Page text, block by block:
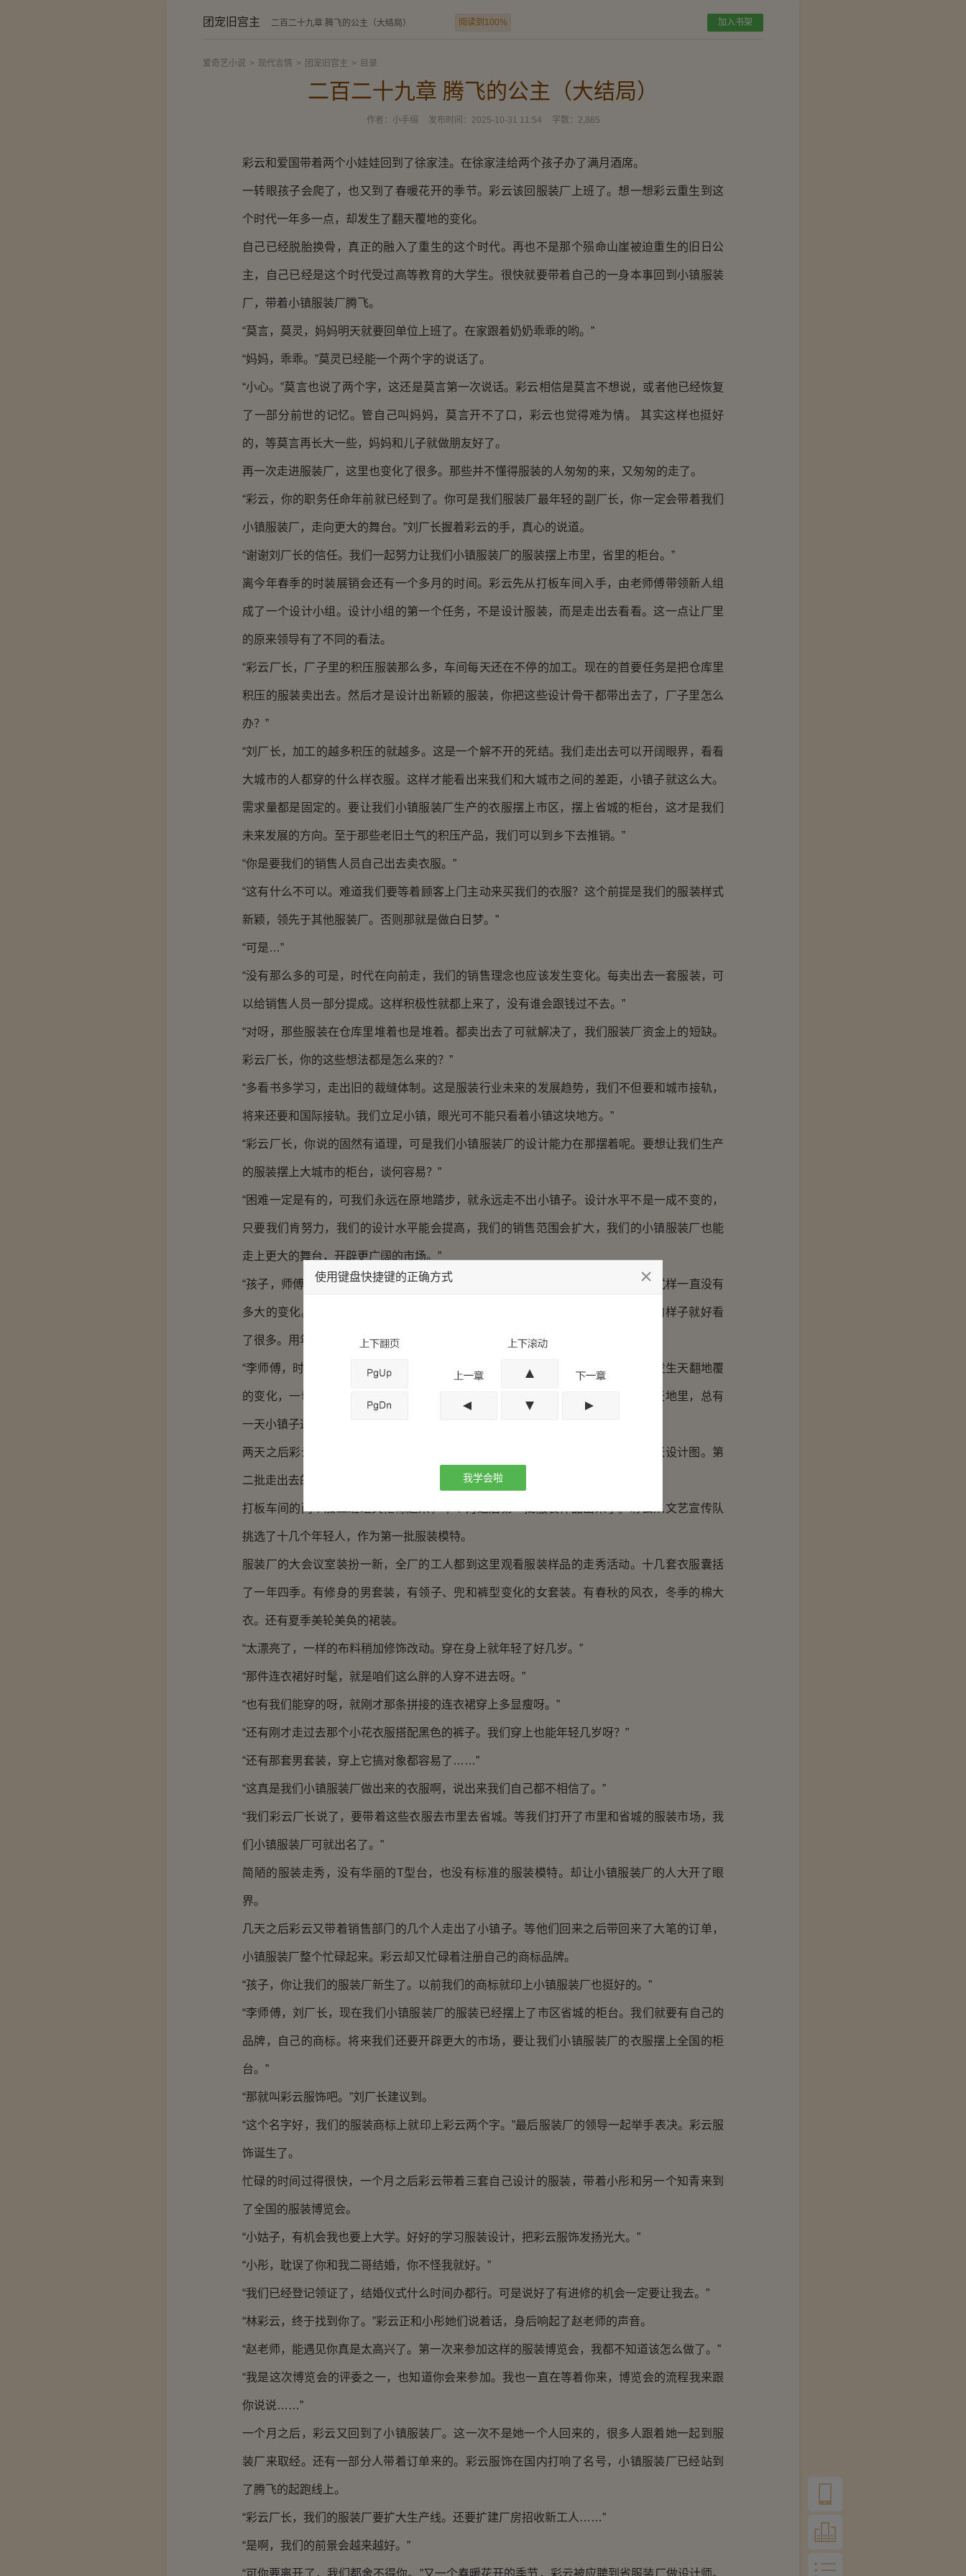
团宠旧宫主 二百二十九章 腾飞的公主（大结局） 阅读到100% 加入书架
爱奇艺小说 > 现代言情 > 团宠旧宫主 > 目录
二百二十九章 腾飞的公主（大结局）
作者： 小手绢 发布时间： 2025-10-31 11:54 字数： 2,885
彩云和爱国带着两个小娃娃回到了徐家洼。在徐家洼给两个孩子办了满月酒席。
一转眼孩子会爬了，也又到了春暖花开的季节。彩云该回服装厂上班了。想一想彩云重生到这
个时代一年多一点，却发生了翻天覆地的变化。
自己已经脱胎换骨，真正的融入了重生的这个时代。再也不是那个殒命山崖被迫重生的旧日公
主，自己已经是这个时代受过高等教育的大学生。很快就要带着自己的一身本事回到小镇服装
厂，带着小镇服装厂腾飞。
“莫言，莫灵，妈妈明天就要回单位上班了。在家跟着奶奶乖乖的哟。”
“妈妈，乖乖。”莫灵已经能一个两个字的说话了。
“小心。”莫言也说了两个字，这还是莫言第一次说话。彩云相信是莫言不想说，或者他已经恢复
了一部分前世的记忆。管自己叫妈妈，莫言开不了口，彩云也觉得难为情。 其实这样也挺好
的，等莫言再长大一些，妈妈和儿子就做朋友好了。
再一次走进服装厂，这里也变化了很多。那些并不懂得服装的人匆匆的来，又匆匆的走了。
“彩云，你的职务任命年前就已经到了。你可是我们服装厂最年轻的副厂长，你一定会带着我们
小镇服装厂，走向更大的舞台。”刘厂长握着彩云的手，真心的说道。
“谢谢刘厂长的信任。我们一起努力让我们小镇服装厂的服装摆上市里，省里的柜台。”
离今年春季的时装展销会还有一个多月的时间。彩云先从打板车间入手，由老师傅带领新人组
成了一个设计小组。设计小组的第一个任务，不是设计服装，而是走出去看看。这一点让厂里
的原来领导有了不同的看法。
“彩云厂长，厂子里的积压服装那么多，车间每天还在不停的加工。现在的首要任务是把仓库里
积压的服装卖出去。然后才是设计出新颖的服装，你把这些设计骨干都带出去了，厂子里怎么
办？”
“刘厂长，加工的越多积压的就越多。这是一个解不开的死结。我们走出去可以开阔眼界，看看
大城市的人都穿的什么样衣服。这样才能看出来我们和大城市之间的差距，小镇子就这么大。
需求量都是固定的。要让我们小镇服装厂生产的衣服摆上市区，摆上省城的柜台，这才是我们
未来发展的方向。至于那些老旧土气的积压产品，我们可以到乡下去推销。”
“你是要我们的销售人员自己出去卖衣服。”
“这有什么不可以。难道我们要等着顾客上门主动来买我们的衣服？这个前提是我们的服装样式
新颖，领先于其他服装厂。否则那就是做白日梦。”
“可是…”
“没有那么多的可是，时代在向前走，我们的销售理念也应该发生变化。每卖出去一套服装，可
以给销售人员一部分提成。这样积极性就都上来了，没有谁会跟钱过不去。”
“对呀，那些服装在仓库里堆着也是堆着。都卖出去了可就解决了，我们服装厂资金上的短缺。
彩云厂长，你的这些想法都是怎么来的？”
“多看书多学习，走出旧的裁缝体制。这是服装行业未来的发展趋势，我们不但要和城市接轨，
将来还要和国际接轨。我们立足小镇，眼光可不能只看着小镇这块地方。”
“彩云厂长，你说的固然有道理，可是我们小镇服装厂的设计能力在那摆着呢。要想让我们生产
的服装摆上大城市的柜台，谈何容易？”
“困难一定是有的，可我们永远在原地踏步，就永远走不出小镇子。设计水平不是一成不变的，
只要我们肯努力，我们的设计水平能会提高，我们的销售范围会扩大，我们的小镇服装厂也能
走上更大的舞台，开辟更广阔的市场。”
“孩子，师傅支持你。你们年轻人出去闯一闯吧，我们服装厂历史悠久，可服装的式样一直没有
多大的变化。过年的时候我儿子和闺女他们回来了，身上穿的跟我们布料是一样的样子就好看
了很多。用年轻人的话来说就是时髦。”李师傅站在彩云这一边说道。
“李师傅，时髦就是未来发展的趋势，就是服装的需求就是生产力。我们的国家在发生天翻地覆
的变化，一切美好的东西都要我们去创造。如果我们还把自己困在这小镇子一方天地里，总有
一天小镇子这片市场也会丢掉的。” 彩云的话说的刘厂长他们不断的点头。
两天之后彩云带着五个年轻人走出了小镇子。十天之后，六个年轻人带回了十几张设计图。第
二批走出去的年轻人同时也出发了。
打板车间的两个加工班组又忙碌起来，半个月之后第一批服装样品出来了。彩云从文艺宣传队
挑选了十几个年轻人，作为第一批服装模特。
服装厂的大会议室装扮一新，全厂的工人都到这里观看服装样品的走秀活动。十几套衣服囊括
了一年四季。有修身的男套装，有领子、兜和裤型变化的女套装。有春秋的风衣，冬季的棉大
衣。还有夏季美轮美奂的裙装。
“太漂亮了，一样的布料稍加修饰改动。穿在身上就年轻了好几岁。”
“那件连衣裙好时髦，就是咱们这么胖的人穿不进去呀。”
“也有我们能穿的呀，就刚才那条拼接的连衣裙穿上多显瘦呀。”
“还有刚才走过去那个小花衣服搭配黑色的裤子。我们穿上也能年轻几岁呀？”
“还有那套男套装，穿上它搞对象都容易了……”
“这真是我们小镇服装厂做出来的衣服啊，说出来我们自己都不相信了。”
“我们彩云厂长说了，要带着这些衣服去市里去省城。等我们打开了市里和省城的服装市场，我
们小镇服装厂可就出名了。”
简陋的服装走秀，没有华丽的T型台，也没有标准的服装模特。却让小镇服装厂的人大开了眼
界。
几天之后彩云又带着销售部门的几个人走出了小镇子。等他们回来之后带回来了大笔的订单，
小镇服装厂整个忙碌起来。彩云却又忙碌着注册自己的商标品牌。
“孩子，你让我们的服装厂新生了。以前我们的商标就印上小镇服装厂也挺好的。”
“李师傅，刘厂长，现在我们小镇服装厂的服装已经摆上了市区省城的柜台。我们就要有自己的
品牌，自己的商标。将来我们还要开辟更大的市场，要让我们小镇服装厂的衣服摆上全国的柜
台。”
“那就叫彩云服饰吧。”刘厂长建议到。
“这个名字好，我们的服装商标上就印上彩云两个字。”最后服装厂的领导一起举手表决。彩云服
饰诞生了。
忙碌的时间过得很快，一个月之后彩云带着三套自己设计的服装，带着小彤和另一个知青来到
了全国的服装博览会。
“小姑子，有机会我也要上大学。好好的学习服装设计，把彩云服饰发扬光大。”
“小彤，耽误了你和我二哥结婚，你不怪我就好。”
“我们已经登记领证了，结婚仪式什么时间办都行。可是说好了有进修的机会一定要让我去。”
“林彩云，终于找到你了。”彩云正和小彤她们说着话，身后响起了赵老师的声音。
“赵老师，能遇见你真是太高兴了。第一次来参加这样的服装博览会，我都不知道该怎么做了。”
“我是这次博览会的评委之一，也知道你会来参加。我也一直在等着你来，博览会的流程我来跟
你说说……”
一个月之后，彩云又回到了小镇服装厂。这一次不是她一个人回来的，很多人跟着她一起到服
装厂来取经。还有一部分人带着订单来的。彩云服饰在国内打响了名号，小镇服装厂已经站到
了腾飞的起跑线上。
“彩云厂长，我们的服装厂要扩大生产线。还要扩建厂房招收新工人……”
“是啊，我们的前景会越来越好。”
“可你要离开了，我们都舍不得你。”又一个春暖花开的季节，彩云被应聘到省服装厂做设计师。
使用键盘快捷键的正确方式
我学会啦